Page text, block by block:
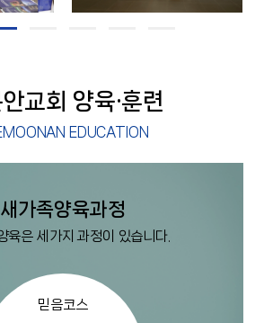
교회 양육·훈련
EDUCATION
새가족양육과정
육은 세가지 과정이 있습니다.
믿음코스